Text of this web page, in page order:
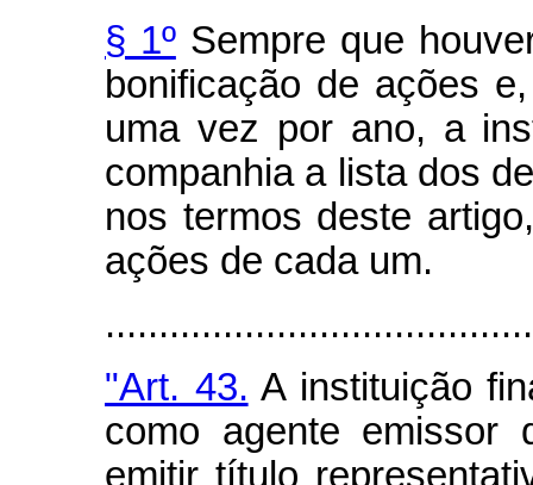
§ 1ºSempre que
bonificação de ações
uma vez por ano, a
companhia a lista dos
nos termos deste
ações de cada um.
"Art. 43. A instituição
como agente emissor
emitir título